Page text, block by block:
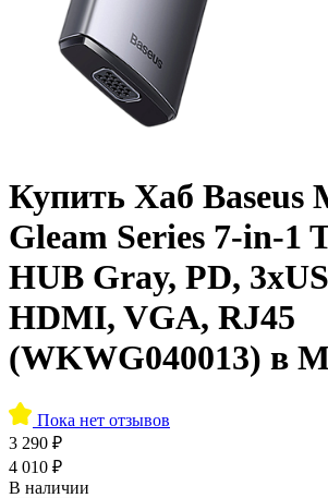
Купить Хаб Baseus
Gleam Series 7-in-1
HUB Gray, PD,
HDMI, VGA, RJ45
(WKWG040013) в
Пока нет отзывов
3 290 ₽
4 010 ₽
В наличии